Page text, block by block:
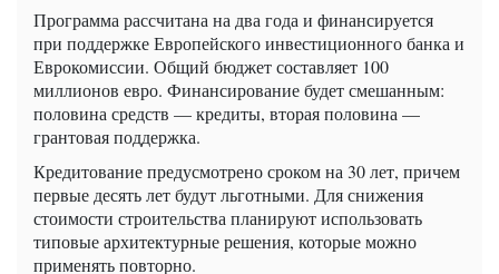
Программа рассчитана на два года и финансируется
при поддержке Европейского инвестиционного банка и
Еврокомиссии. Общий бюджет составляет 100
миллионов евро. Финансирование будет смешанным:
половина средств — кредиты, вторая половина —
грантовая поддержка.
Кредитование предусмотрено сроком на 30 лет, причем
первые десять лет будут льготными. Для снижения
стоимости строительства планируют использовать
типовые архитектурные решения, которые можно
применять повторно.